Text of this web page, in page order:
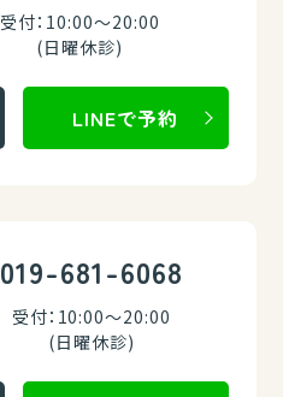
受付：10:00～20:00
(日曜休診)
LINEで予約
019-681-6068
受付：10:00～20:00
(日曜休診)